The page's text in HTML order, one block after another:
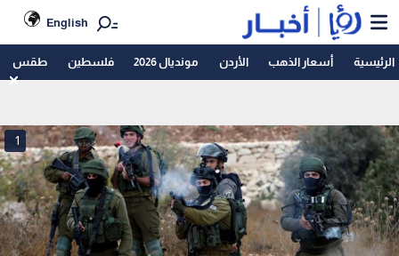
English
الرئيسية أسعار الذهب الأردن مونديال 2026 فلسطين طقس
1